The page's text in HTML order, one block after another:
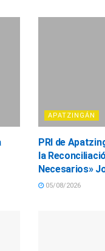
APATZINGÁN
PRI de
la
Necesarios»
05/08/2026